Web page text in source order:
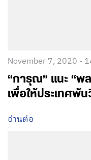
November 7, 2020 -
“การุณ” แนะ “พ
เพื่อให้ประเทศพ้
อ่านต่อ